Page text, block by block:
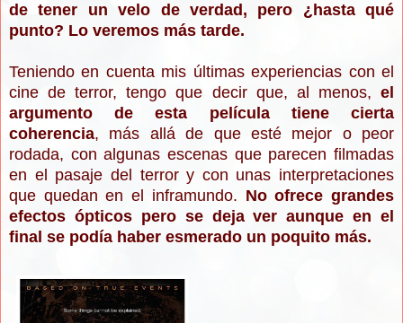
de tener un velo de verdad, pero ¿hasta qué
punto? Lo veremos más tarde.
Teniendo en cuenta mis últimas experiencias con el
cine de terror, tengo que decir que, al menos, el
argumento de esta película tiene cierta
coherencia, más allá de que esté mejor o peor
rodada, con algunas escenas que parecen filmadas
en el pasaje del terror y con unas interpretaciones
que quedan en el inframundo. No ofrece grandes
efectos ópticos pero se deja ver aunque en el
final se podía haber esmerado un poquito más.